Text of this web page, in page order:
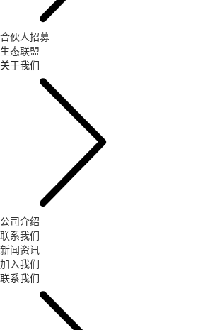
合伙人招募
生态联盟
关于我们
公司介绍
联系我们
新闻资讯
加入我们
联系我们